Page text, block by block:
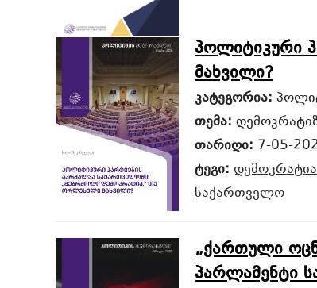
პოლიტიკური
მახვილი?
კატეგორია:
თემა:
თარიღი: 7-05-
ტეგი:
საქართველო
„ქართული
პარლამენტი